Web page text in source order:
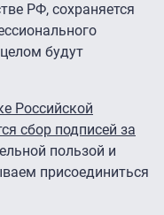
РФ, сохраняется
будут
Российской
сбор подписей за
пользой и
присоединиться